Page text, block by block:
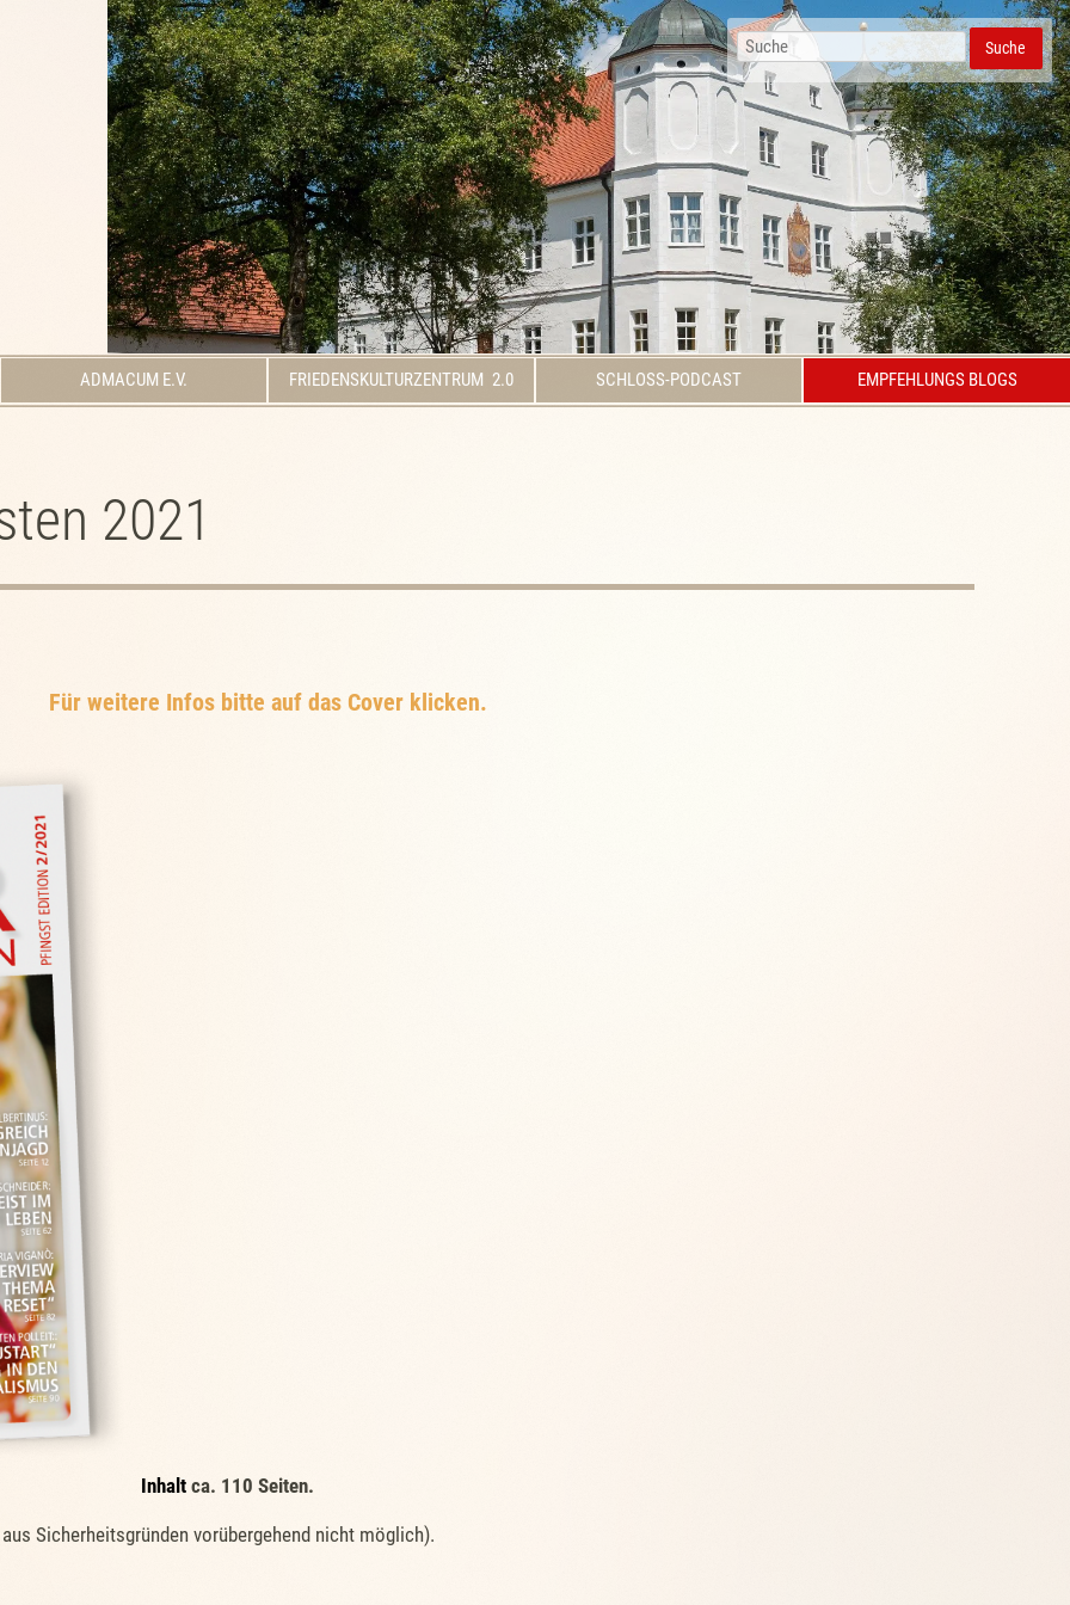
Suche
ADMACUM E.V. FRIEDENSKULTURZENTRUM 2.0 SCHLOSS-PODCAST EMPFEHLUNGS BLOGS
2021
Für weitere Infos bitte auf das Cover klicken.
Inhalt ca. 110 Seiten.
Sicherheitsgründen vorübergehend nicht möglich).